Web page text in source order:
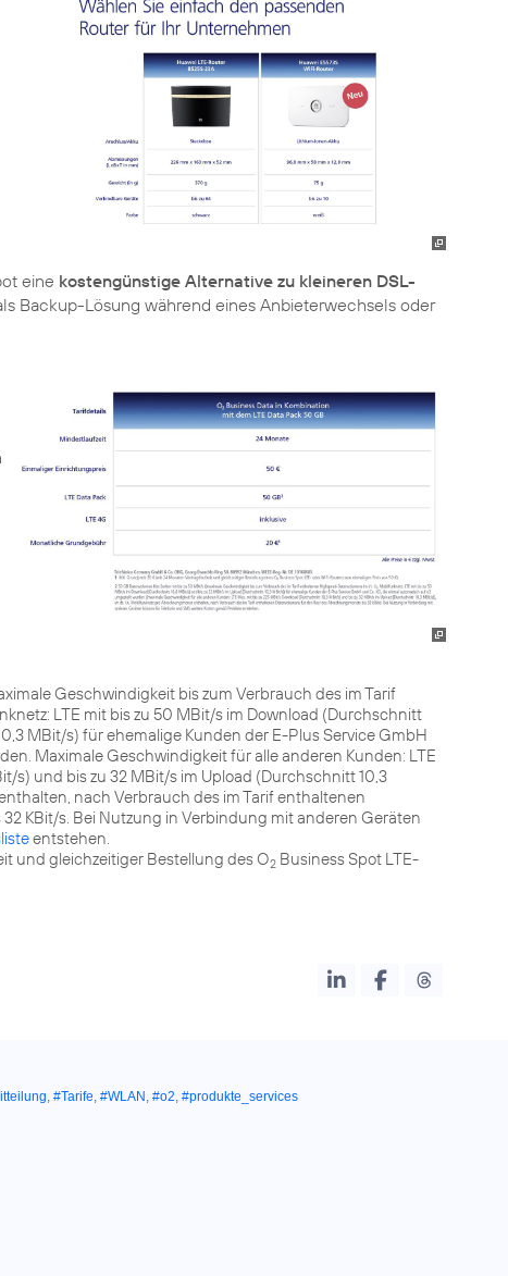
eine kostengünstige Alternative zu kleineren DSL-
Backup-Lösung während eines Anbieterwechsels oder
Geschwindigkeit bis zum Verbrauch des im Tarif
LTE mit bis zu 50 MBit/s im Download (Durchschnitt
MBit/s) für ehemalige Kunden der E-Plus Service GmbH
Maximale Geschwindigkeit für alle anderen Kunden: LTE
s) und bis zu 32 MBit/s im Upload (Durchschnitt 10,3
nach Verbrauch des im Tarif enthaltenen
KBit/s. Bei Nutzung in Verbindung mit anderen Geräten
entstehen.
und gleichzeitiger Bestellung des O2 Business Spot LTE-
, #Tarife, #WLAN, #o2, #produkte_services